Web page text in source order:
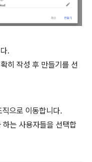
.
히 작성 후 만들기를 선
으로 이동합니다.
는 사용자들을 선택합